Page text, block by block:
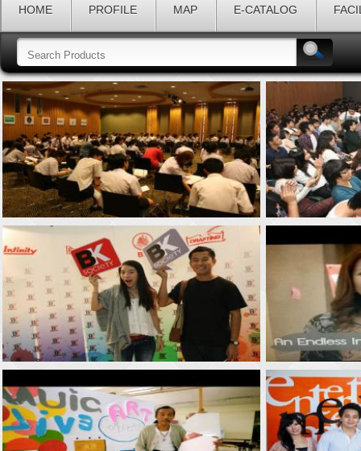
HOME PROFILE MAP E-CATALOG